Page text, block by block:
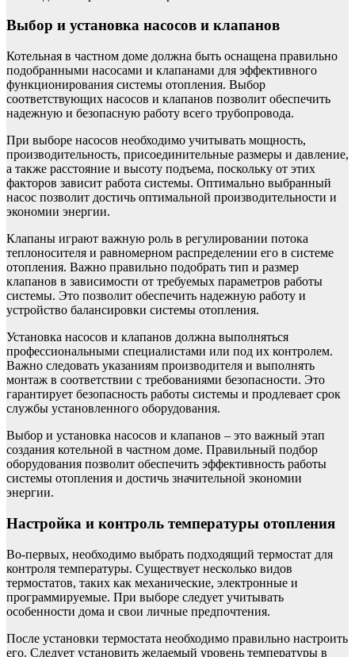
Выбор и установка насосов и клапанов
Котельная в частном доме должна быть оснащена правильно
подобранными насосами и клапанами для эффективного
функционирования системы отопления. Выбор
соответствующих насосов и клапанов позволит обеспечить
надежную и безопасную работу всего трубопровода.
При выборе насосов необходимо учитывать мощность,
производительность, присоединительные размеры и давление,
а также расстояние и высоту подъема, поскольку от этих
факторов зависит работа системы. Оптимально выбранный
насос позволит достичь оптимальной производительности и
экономии энергии.
Клапаны играют важную роль в регулировании потока
теплоносителя и равномерном распределении его в системе
отопления. Важно правильно подобрать тип и размер
клапанов в зависимости от требуемых параметров работы
системы. Это позволит обеспечить надежную работу и
устройство балансировки системы отопления.
Установка насосов и клапанов должна выполняться
профессиональными специалистами или под их контролем.
Важно следовать указаниям производителя и выполнять
монтаж в соответствии с требованиями безопасности. Это
гарантирует безопасность работы системы и продлевает срок
службы установленного оборудования.
Выбор и установка насосов и клапанов – это важный этап
создания котельной в частном доме. Правильный подбор
оборудования позволит обеспечить эффективность работы
системы отопления и достичь значительной экономии
энергии.
Настройка и контроль температуры отопления
Во-первых, необходимо выбрать подходящий термостат для
контроля температуры. Существует несколько видов
термостатов, таких как механические, электронные и
программируемые. При выборе следует учитывать
особенности дома и свои личные предпочтения.
После установки термостата необходимо правильно настроить
его. Следует установить желаемый уровень температуры в